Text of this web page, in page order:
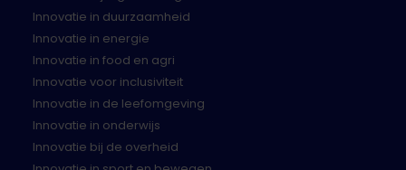
realiseerbaar is voor je bedrijf.
circulaire product.
track wordt niet vergoed. Je maakt uitsluitend kans
op een ontwikkelbudget van maximaal €55.000,- als
deelnemer aan de CIRCO Track Circulaire
Innovatie in duurzaamheid
Innovatie in energie
Innovatie in food en agri
Innovatie voor inclusiviteit
Innovatie in de leefomgeving
Innovatie in onderwijs
Innovatie bij de overheid